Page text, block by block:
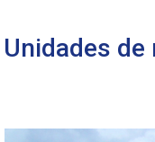
Unidades